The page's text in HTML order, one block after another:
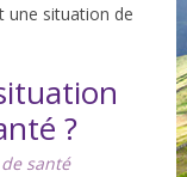
une situation de
?
santé